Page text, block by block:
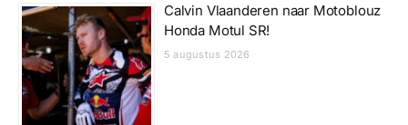
Calvin Vlaanderen naar Motoblouz
Honda Motul SR!
5 augustus 2026